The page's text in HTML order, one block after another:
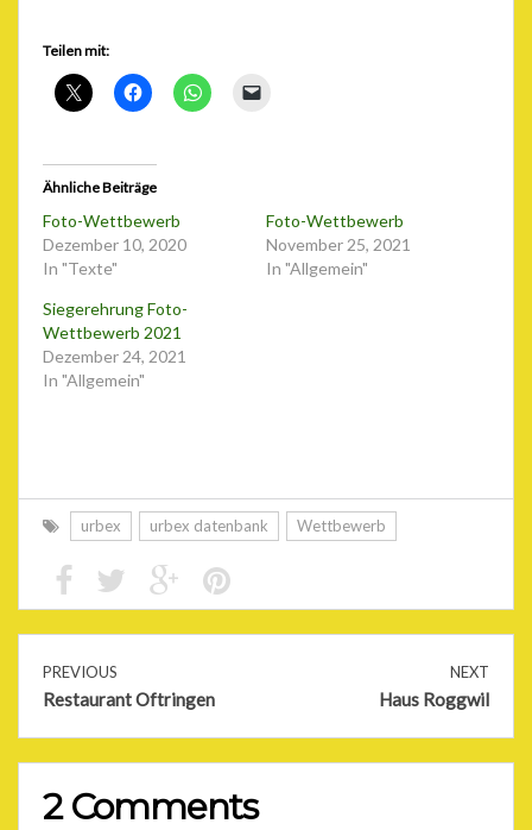
Teilen mit:
Ähnliche Beiträge
Foto-Wettbewerb
Dezember 10, 2020
In "Texte"
Foto-Wettbewerb
November 25, 2021
In "Allgemein"
Siegerehrung Foto-
Wettbewerb 2021
Dezember 24, 2021
In "Allgemein"
urbex urbex datenbank Wettbewerb
PREVIOUS
Restaurant Oftringen
NEXT
Haus Roggwil
2 Comments